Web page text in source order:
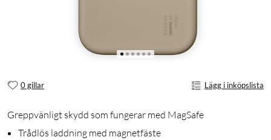
0 gillar Lägg i inköpslista
Greppvänligt skydd som fungerar med MagSafe
Trådlös laddning med magnetfäste